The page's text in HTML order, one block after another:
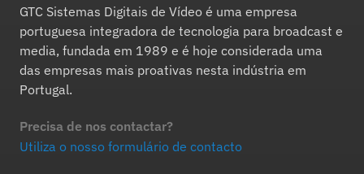
GTC Sistemas Digitais de Vídeo é uma empresa
portuguesa integradora de tecnologia para broadcast e
media, fundada em 1989 e é hoje considerada uma
das empresas mais proativas nesta indústria em
Portugal.
Precisa de nos contactar?
Utiliza o nosso formulário de contacto